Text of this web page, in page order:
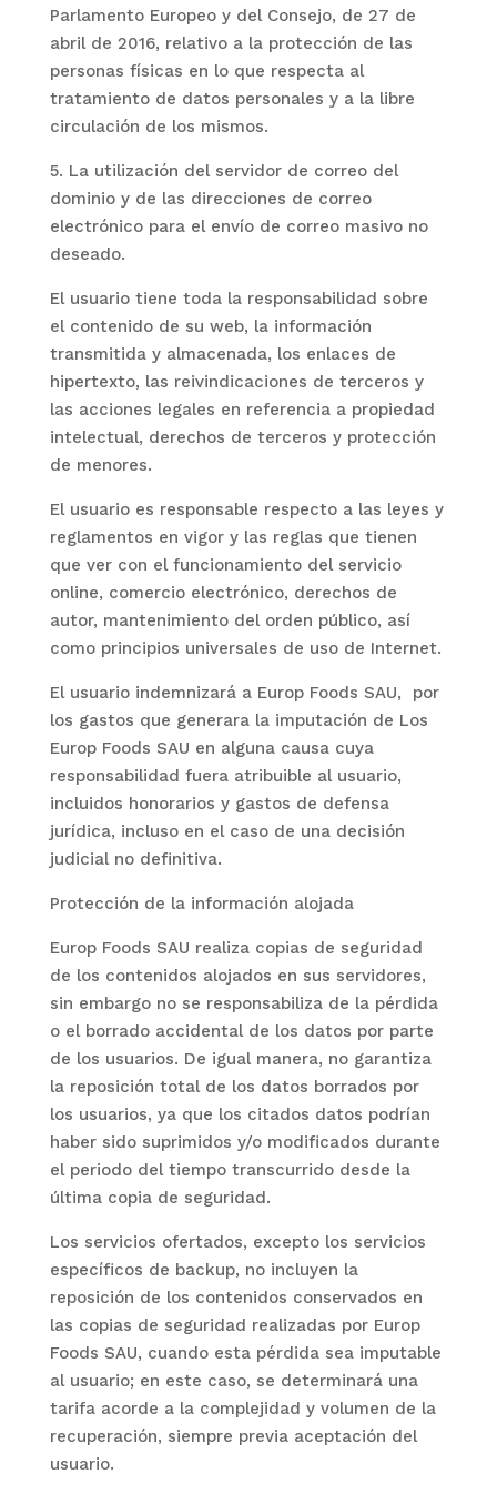
Parlamento Europeo y del Consejo, de 27 de
abril de 2016, relativo a la protección de las
personas físicas en lo que respecta al
tratamiento de datos personales y a la libre
circulación de los mismos.
5. La utilización del servidor de correo del
dominio y de las direcciones de correo
electrónico para el envío de correo masivo no
deseado.
El usuario tiene toda la responsabilidad sobre
el contenido de su web, la información
transmitida y almacenada, los enlaces de
hipertexto, las reivindicaciones de terceros y
las acciones legales en referencia a propiedad
intelectual, derechos de terceros y protección
de menores.
El usuario es responsable respecto a las leyes y
reglamentos en vigor y las reglas que tienen
que ver con el funcionamiento del servicio
online, comercio electrónico, derechos de
autor, mantenimiento del orden público, así
como principios universales de uso de Internet.
El usuario indemnizará a Europ Foods SAU, por
los gastos que generara la imputación de Los
Europ Foods SAU en alguna causa cuya
responsabilidad fuera atribuible al usuario,
incluidos honorarios y gastos de defensa
jurídica, incluso en el caso de una decisión
judicial no definitiva.
Protección de la información alojada
Europ Foods SAU realiza copias de seguridad
de los contenidos alojados en sus servidores,
sin embargo no se responsabiliza de la pérdida
o el borrado accidental de los datos por parte
de los usuarios. De igual manera, no garantiza
la reposición total de los datos borrados por
los usuarios, ya que los citados datos podrían
haber sido suprimidos y/o modificados durante
el periodo del tiempo transcurrido desde la
última copia de seguridad.
Los servicios ofertados, excepto los servicios
específicos de backup, no incluyen la
reposición de los contenidos conservados en
las copias de seguridad realizadas por Europ
Foods SAU, cuando esta pérdida sea imputable
al usuario; en este caso, se determinará una
tarifa acorde a la complejidad y volumen de la
recuperación, siempre previa aceptación del
usuario.